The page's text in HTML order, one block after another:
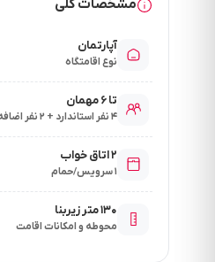
مشخصات کلی
آپارتمان
نوع اقامتگاه
تا ۶ مهمان
۴ نفر استاندارد + ۲ نفر اضافه
۲ اتاق خواب
۱ سرویس/حمام
۱۳۰ متر زیربنا
محوطه و امکانات اقامت